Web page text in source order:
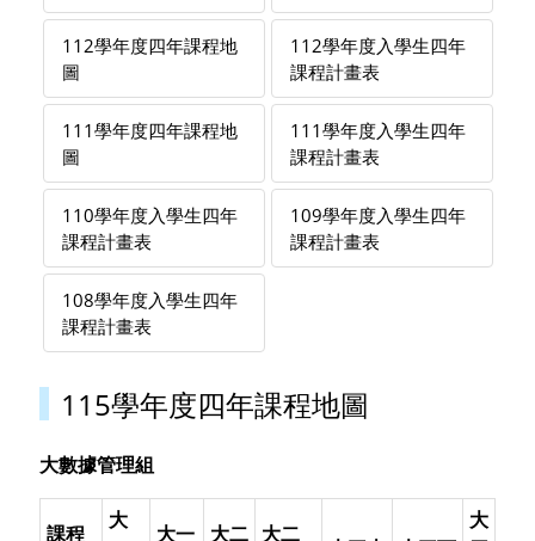
112學年度四年課程地
圖
112學年度入學生四年
課程計畫表
111學年度四年課程地
圖
111學年度入學生四年
課程計畫表
110學年度入學生四年
課程計畫表
109學年度入學生四年
課程計畫表
108學年度入學生四年
課程計畫表
115學年度四年課程地圖
大數據管理組
課程
大
大一
大二 大二
大